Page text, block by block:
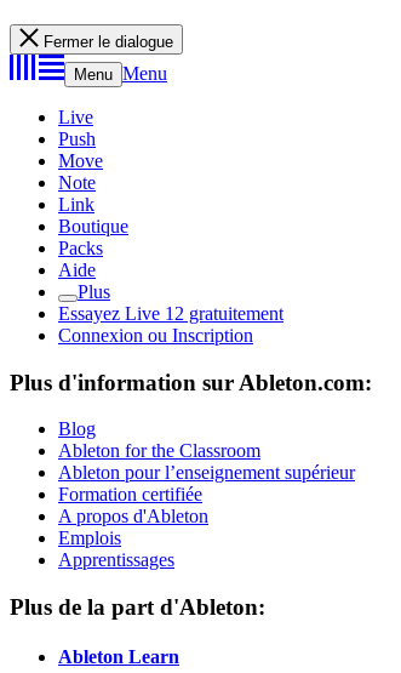
Fermer le dialogue
Menu Menu
Live
Push
Move
Note
Link
Boutique
Packs
Aide
Plus
Essayez Live 12 gratuitement
Connexion ou Inscription
Plus d'information sur Ableton.com:
Blog
Ableton for the Classroom
Ableton pour l’enseignement supérieur
Formation certifiée
A propos d'Ableton
Emplois
Apprentissages
Plus de la part d'Ableton:
Ableton Learn